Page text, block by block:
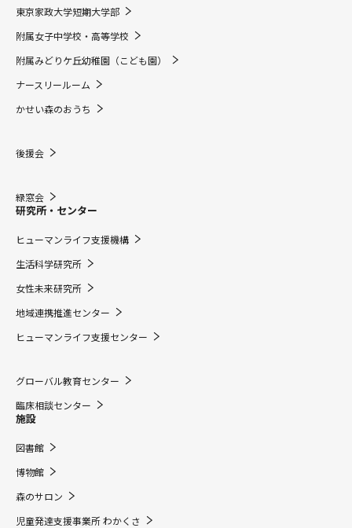
東京家政大学短期大学部
附属女子中学校・高等学校
附属みどりケ丘幼稚園（こども園）
ナースリールーム
かせい森のおうち
後援会
緑窓会
研究所・センター
ヒューマンライフ支援機構
生活科学研究所
女性未来研究所
地域連携推進センター
ヒューマンライフ支援センター
グローバル教育センター
臨床相談センター
施設
図書館
博物館
森のサロン
児童発達支援事業所 わかくさ